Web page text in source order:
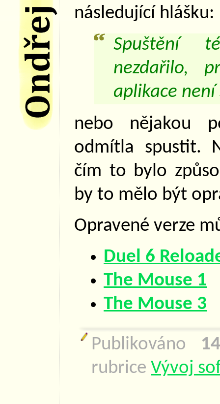
následující hlášku:
Spuštění
nezdařilo,
aplikace není
nebo nějakou
odmítla spustit.
čím to bylo
by to mělo být
Opravené verze
Duel 6
The Mouse 1
The Mouse 3
Publikováno
rubrice Vývoj